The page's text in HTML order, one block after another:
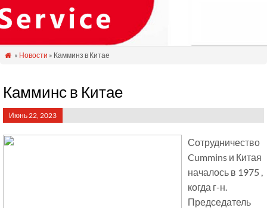
 » Новости » Камминз в Китае
Камминс в Китае
Июнь 22, 2023
Сотрудничество
Cummins и Китая
началось в 1975 ,
когда г-н.
Председатель